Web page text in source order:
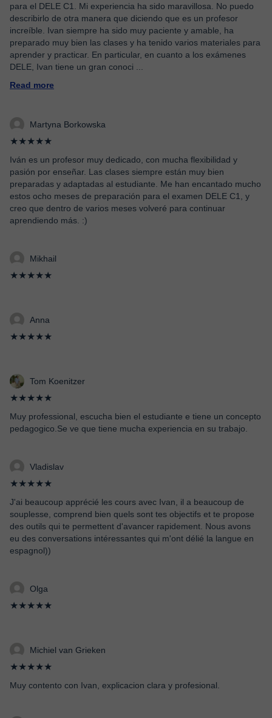
para el DELE C1. Mi experiencia ha sido maravillosa. No puedo
describirlo de otra manera que diciendo que es un profesor
increíble. Ivan siempre ha sido muy paciente y amable, ha
preparado muy bien las clases y ha tenido varios materiales para
aprender y practicar. En particular, en cuanto a los exámenes
DELE, Ivan tiene un gran conoci
Read more
Martyna Borkowska
★★★★★
Iván es un profesor muy dedicado, con mucha flexibilidad y
pasión por enseñar. Las clases siempre están muy bien
preparadas y adaptadas al estudiante. Me han encantado mucho
estos ocho meses de preparación para el examen DELE C1, y
creo que dentro de varios meses volveré para continuar
aprendiendo más. :)
Mikhail
★★★★★
Anna
★★★★★
Tom Koenitzer
★★★★★
Muy professional, escucha bien el estudiante e tiene un concepto
pedagogico.Se ve que tiene mucha experiencia en su trabajo.
Vladislav
★★★★★
J'ai beaucoup apprécié les cours avec Ivan, il a beaucoup de
souplesse, comprend bien quels sont tes objectifs et te propose
des outils qui te permettent d'avancer rapidement. Nous avons
eu des conversations intéressantes qui m'ont délié la langue en
espagnol))
Olga
★★★★★
Michiel van Grieken
★★★★★
Muy contento con Ivan, explicacion clara y profesional.